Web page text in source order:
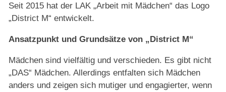
Seit 2015 hat der LAK „Arbeit mit Mädchen“ das Logo
„District M“ entwickelt.
Ansatzpunkt und Grundsätze von „District M“
Mädchen sind vielfältig und verschieden. Es gibt nicht
„DAS“ Mädchen. Allerdings entfalten sich Mädchen
anders und zeigen sich mutiger und engagierter, wenn